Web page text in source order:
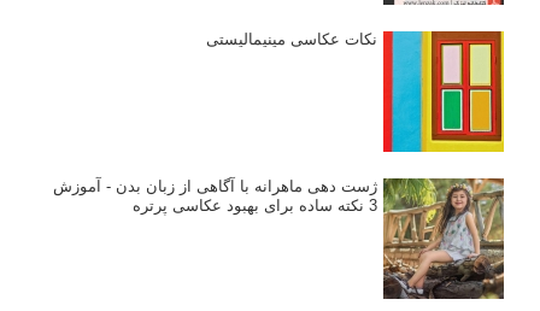
نکات عکاسی مینیمالیستی
ژست دهی ماهرانه با آگاهی از زبان بدن - آموزش
3 نکته ساده برای بهبود عکاسی پرتره